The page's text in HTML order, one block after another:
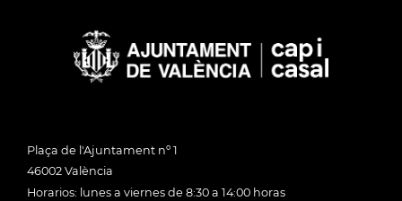
Plaça de l'Ajuntament nº 1
46002 València
Horarios: lunes a viernes de 8:30 a 14:00 horas